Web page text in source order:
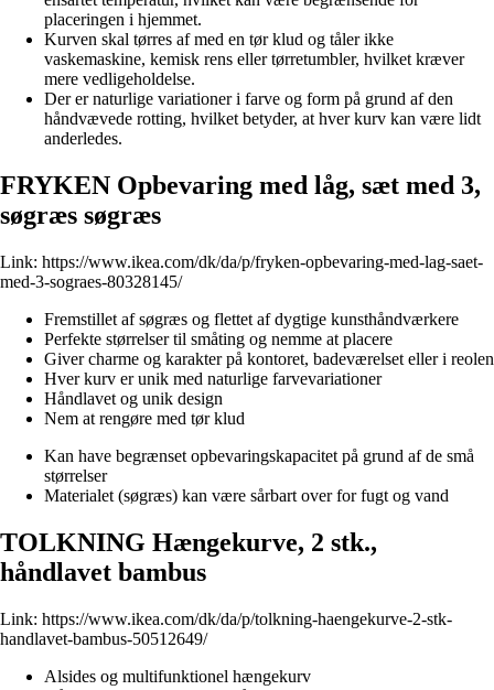
placeringen i hjemmet.
Kurven skal tørres af med en tør klud og tåler ikke
vaskemaskine, kemisk rens eller tørretumbler, hvilket kræver
mere vedligeholdelse.
Der er naturlige variationer i farve og form på grund af den
håndvævede rotting, hvilket betyder, at hver kurv kan være lidt
anderledes.
FRYKEN Opbevaring med låg, sæt med 3,
søgræs søgræs
Link: https://www.ikea.com/dk/da/p/fryken-opbevaring-med-lag-saet-
med-3-sograes-80328145/
Fremstillet af søgræs og flettet af dygtige kunsthåndværkere
Perfekte størrelser til småting og nemme at placere
Giver charme og karakter på kontoret, badeværelset eller i reolen
Hver kurv er unik med naturlige farvevariationer
Håndlavet og unik design
Nem at rengøre med tør klud
Kan have begrænset opbevaringskapacitet på grund af de små
størrelser
Materialet (søgræs) kan være sårbart over for fugt og vand
TOLKNING Hængekurve, 2 stk.,
håndlavet bambus
Link: https://www.ikea.com/dk/da/p/tolkning-haengekurve-2-stk-
handlavet-bambus-50512649/
Alsides og multifunktionel hængekurv